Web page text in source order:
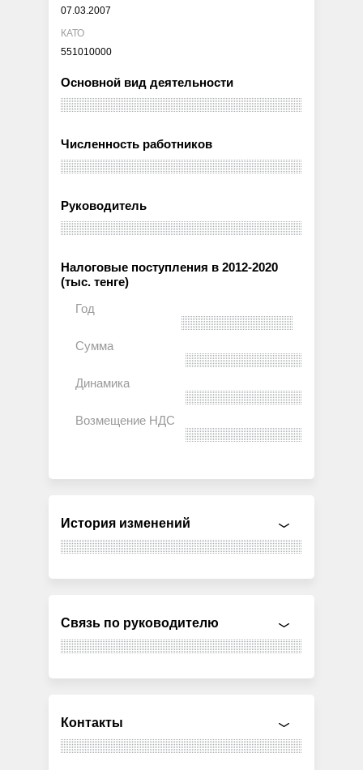
07.03.2007
КАТО
551010000
Основной вид деятельности
Численность работников
Руководитель
Налоговые поступления в 2012-2020
(тыс. тенге)
История изменений
Связь по руководителю
Контакты